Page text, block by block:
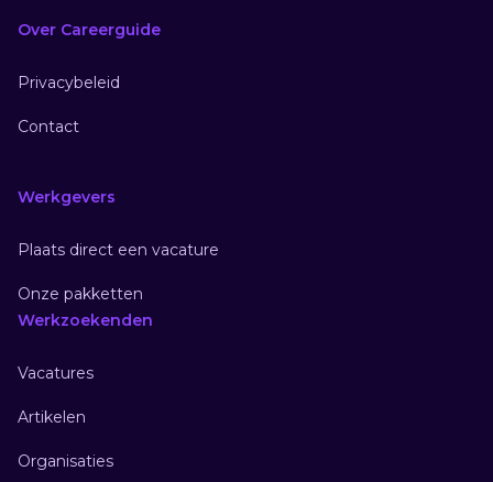
Over Careerguide
Privacybeleid
Contact
Werkgevers
Plaats direct een vacature
Onze pakketten
Werkzoekenden
Vacatures
Artikelen
Organisaties